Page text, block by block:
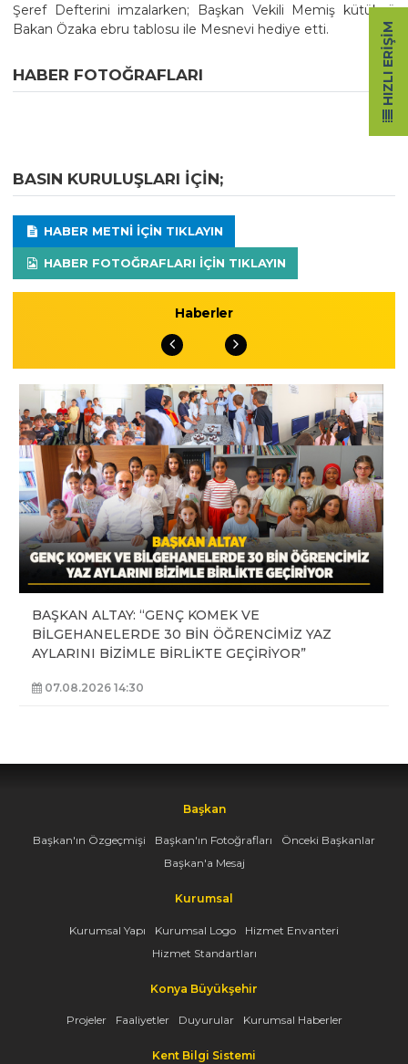
Şeref Defterini imzalarken; Başkan Vekili Memiş kütükcü
Bakan Özaka ebru tablosu ile Mesnevi hediye etti.
HABER FOTOĞRAFLARI
BASIN KURULUŞLARI IÇIN;
HABER METNI IÇIN TIKLAYIN
HABER FOTOĞRAFLARI IÇIN TIKLAYIN
Haberler
BAŞKAN ALTAY: “GENÇ KOMEK VE
BİLGEHANELERDE 30 BİN ÖĞRENCİMİZ YAZ
AYLARINI BİZİMLE BİRLİKTE GEÇİRİYOR”
07.08.2026 14:30
Başkan
Başkan'ın Özgeçmişi Başkan'ın Fotoğrafları
Önceki Başkanlar
Başkan'a Mesaj
Kurumsal
Kurumsal Yapı Kurumsal Logo
Hizmet Envanteri
Hizmet Standartları
Konya Büyükşehir
Projeler Faaliyetler Duyurular Kurumsal Haberler
Kent Bilgi Sistemi
HIZLI ERIŞIM